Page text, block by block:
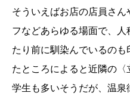
そういえばお店の店員さ
フなどあらゆる場面で、
たり前に馴染んでいるの
たところによると近隣の
学生も多いそうだが、温